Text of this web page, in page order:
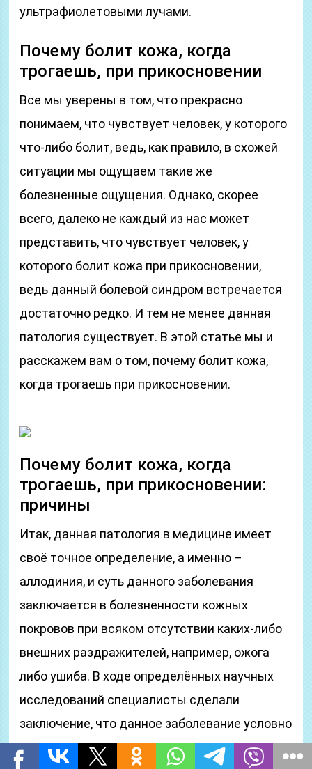
ультрафиолетовыми лучами.
Почему болит кожа, когда
трогаешь, при прикосновении
Все мы уверены в том, что прекрасно
понимаем, что чувствует человек, у которого
что-либо болит, ведь, как правило, в схожей
ситуации мы ощущаем такие же
болезненные ощущения. Однако, скорее
всего, далеко не каждый из нас может
представить, что чувствует человек, у
которого болит кожа при прикосновении,
ведь данный болевой синдром встречается
достаточно редко. И тем не менее данная
патология существует. В этой статье мы и
расскажем вам о том, почему болит кожа,
когда трогаешь при прикосновении.
Почему болит кожа, когда
трогаешь, при прикосновении:
причины
Итак, данная патология в медицине имеет
своё точное определение, а именно –
аллодиния, и суть данного заболевания
заключается в болезненности кожных
покровов при всяком отсутствии каких-либо
внешних раздражителей, например, ожога
либо ушиба. В ходе определённых научных
исследований специалисты сделали
заключение, что данное заболевание условно
можно разделить на несколько подвидов, где